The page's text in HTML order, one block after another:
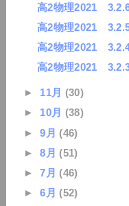
高2物理2021
高2物理2021
高2物理2021
高2物理2021
► 11月 (30)
► 10月 (38)
►9月 (46)
►8月 (51)
►7月 (46)
►6月 (52)